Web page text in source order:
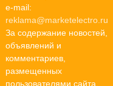
e-mail:
reklama@marketelectro.ru
За содержание новостей,
объявлений и
комментариев,
размещенных
пользователями сайта,